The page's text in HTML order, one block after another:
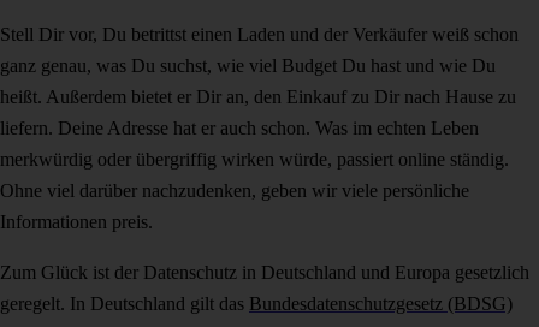
Stell Dir vor, Du betrittst einen Laden und der Verkäufer weiß schon
ganz genau, was Du suchst, wie viel Budget Du hast und wie Du
heißt. Außerdem bietet er Dir an, den Einkauf zu Dir nach Hause zu
liefern. Deine Adresse hat er auch schon. Was im echten Leben
merkwürdig oder übergriffig wirken würde, passiert online ständig.
Ohne viel darüber nachzudenken, geben wir viele persönliche
Informationen preis.
Zum Glück ist der Datenschutz in Deutschland und Europa gesetzlich
geregelt. In Deutschland gilt das Bundesdatenschutzgesetz (BDSG)